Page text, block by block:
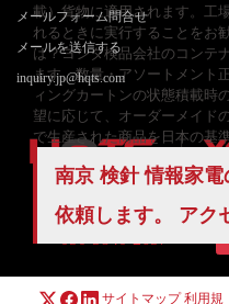
載）貨物に適用されます。工
れるときに実行することをお
は？ヨシダ検品会社のコンテ
ます。数量・アソートメント
ィングカートンの状態積載時
望に応じて、オーダーメイド
で生産された商品を日本の基
南京 検針 情報家
依頼します。 アク
メールフォーム問合せ
メールを送信する
inquiry.jp@hqts.com
お電話でのお問い合わせ
サイトマップ 利用規